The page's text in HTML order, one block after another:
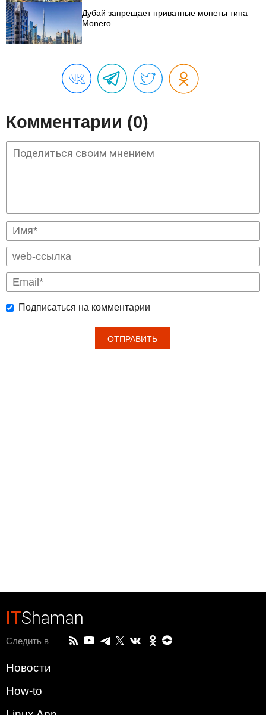
Дубай запрещает приватные монеты типа
Monero
Комментарии (0)
Подписаться на комментарии
ITShaman
Следить в
Новости
How-to